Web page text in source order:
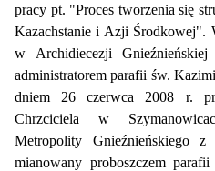
pracy pt. "Proces tworzenia się
Kazachstanie i Azji Środkowej".
w Archidiecezji
administratorem parafii św.
dniem 26 czerwca 2008 r.
Chrzciciela w
Metropolity Gnieźnieńskiego
mianowany proboszczem